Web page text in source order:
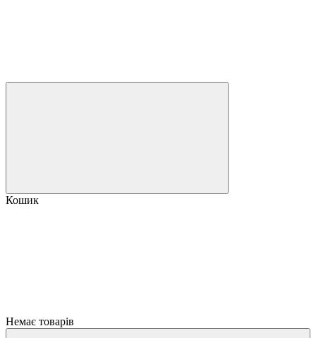
Кошик
Немає товарів